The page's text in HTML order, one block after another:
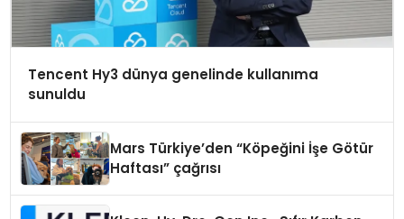
Tencent Hy3 dünya genelinde kullanıma
sunuldu
Mars Türkiye’den “Köpeğini İşe Götür
Haftası” çağrısı